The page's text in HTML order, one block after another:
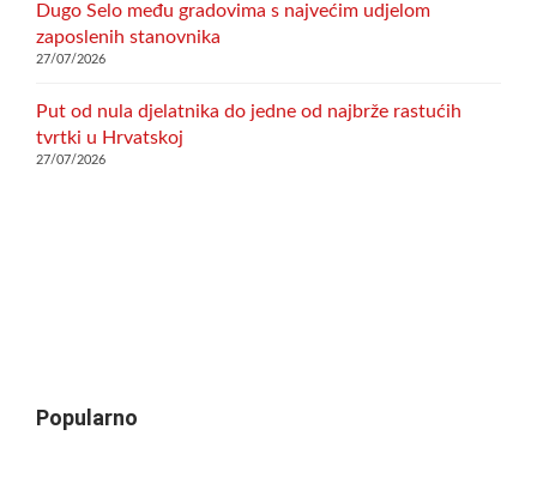
Dugo Selo među gradovima s najvećim udjelom
zaposlenih stanovnika
27/07/2026
Put od nula djelatnika do jedne od najbrže rastućih
tvrtki u Hrvatskoj
27/07/2026
Popularno